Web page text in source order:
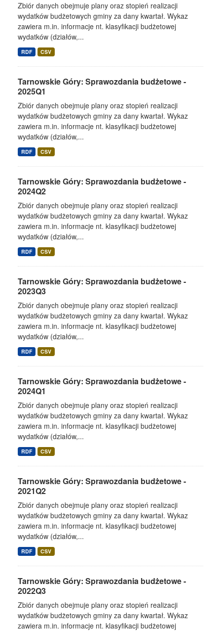
Zbiór danych obejmuje plany oraz stopień realizacji
wydatków budżetowych gminy za dany kwartał. Wykaz
zawiera m.in. informacje nt. klasyfikacji budżetowej
wydatków (działów,...
RDF CSV
Tarnowskie Góry: Sprawozdania budżetowe -
2025Q1
Zbiór danych obejmuje plany oraz stopień realizacji
wydatków budżetowych gminy za dany kwartał. Wykaz
zawiera m.in. informacje nt. klasyfikacji budżetowej
wydatków (działów,...
RDF CSV
Tarnowskie Góry: Sprawozdania budżetowe -
2024Q2
Zbiór danych obejmuje plany oraz stopień realizacji
wydatków budżetowych gminy za dany kwartał. Wykaz
zawiera m.in. informacje nt. klasyfikacji budżetowej
wydatków (działów,...
RDF CSV
Tarnowskie Góry: Sprawozdania budżetowe -
2023Q3
Zbiór danych obejmuje plany oraz stopień realizacji
wydatków budżetowych gminy za dany kwartał. Wykaz
zawiera m.in. informacje nt. klasyfikacji budżetowej
wydatków (działów,...
RDF CSV
Tarnowskie Góry: Sprawozdania budżetowe -
2024Q1
Zbiór danych obejmuje plany oraz stopień realizacji
wydatków budżetowych gminy za dany kwartał. Wykaz
zawiera m.in. informacje nt. klasyfikacji budżetowej
wydatków (działów,...
RDF CSV
Tarnowskie Góry: Sprawozdania budżetowe -
2021Q2
Zbiór danych obejmuje plany oraz stopień realizacji
wydatków budżetowych gminy za dany kwartał. Wykaz
zawiera m.in. informacje nt. klasyfikacji budżetowej
wydatków (działów,...
RDF CSV
Tarnowskie Góry: Sprawozdania budżetowe -
2022Q3
Zbiór danych obejmuje plany oraz stopień realizacji
wydatków budżetowych gminy za dany kwartał. Wykaz
zawiera m.in. informacje nt. klasyfikacji budżetowej